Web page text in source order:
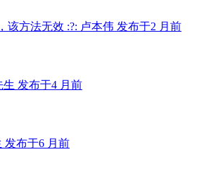
该方法无效 :?: 卢本伟 发布于2 月前
生 发布于4 月前
发布于6 月前